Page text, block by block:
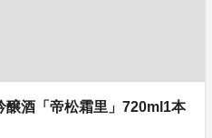
醸酒「帝松霜里」720ml1本